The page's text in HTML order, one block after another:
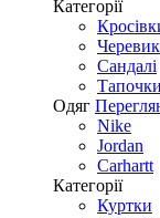
Категорії
Сандалі
Tапочки
Одяг
Nike
Jordan
Carhartt
Категорії
Куртки